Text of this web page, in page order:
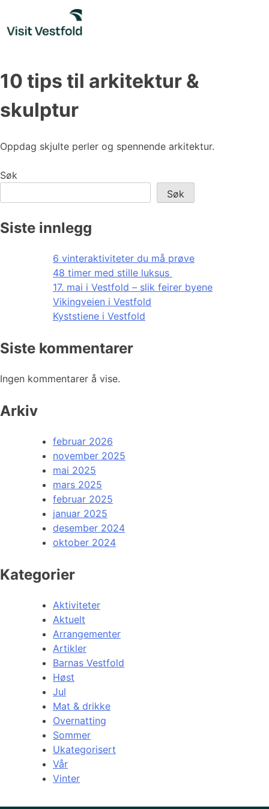
content
10 tips til arkitektur &
skulptur
Oppdag skjulte perler og spennende arkitektur.
Søk
Søk
Siste innlegg
6 vinteraktiviteter du må prøve
48 timer med stille luksus
17. mai i Vestfold – slik feirer byene
Vikingveien i Vestfold
Kyststiene i Vestfold
Siste kommentarer
Ingen kommentarer å vise.
Arkiv
februar 2026
november 2025
mai 2025
mars 2025
februar 2025
januar 2025
desember 2024
oktober 2024
Kategorier
Aktiviteter
Aktuelt
Arrangementer
Artikler
Barnas Vestfold
Høst
Jul
Mat & drikke
Overnatting
Sommer
Ukategorisert
Vår
Vinter